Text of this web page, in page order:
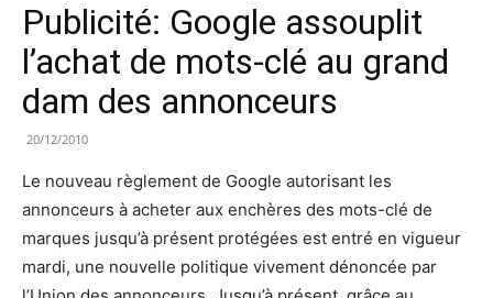
Publicité: Google assouplit
l’achat de mots-clé au grand
dam des annonceurs
20/12/2010
Le nouveau règlement de Google autorisant les
annonceurs à acheter aux enchères des mots-clé de
marques jusqu’à présent protégées est entré en vigueur
mardi, une nouvelle politique vivement dénoncée par